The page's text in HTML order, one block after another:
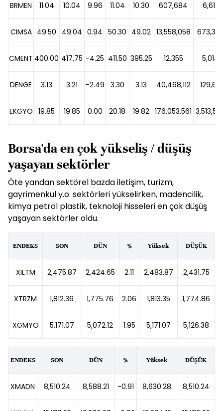
BRMEN 11.04 10.04 9.96 11.04 10.30 607,684
CIMSA 49.50 49.04 0.94 50.30 49.02 13,558,058
CMENT 400.00 417.75 -4.25 411.50 395.25 12,355
DENGE 3.13 3.21 -2.49 3.30 3.13 40,468,112
EKGYO 19.85 19.85 0.00 20.18 19.82 176,053,561
Borsa'da en çok yükseliş / düşüş
yaşayan sektörler
Öte yandan sektörel bazda iletişim, turizm,
gayrimenkul y.o. sektörleri yükselirken, madencilik,
kimya petrol plastik, teknoloji hisseleri en çok düşüş
yaşayan sektörler oldu.
ENDEKS SON DÜN % Yüksek DÜŞÜK
XILTM 2,475.87 2,424.65 2.11 2,483.87 2,431.75
XTRZM 1,812.36 1,775.76 2.06 1,813.35 1,774.86
XGMYO 5,171.07 5,072.12 1.95 5,171.07 5,126.38
ENDEKS SON DÜN % Yüksek DÜŞÜK
XMADN 8,510.24 8,588.21 -0.91 8,630.28 8,510.24